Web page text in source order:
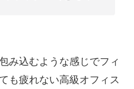
み込むような感じでフィ
も疲れない高級オフィス